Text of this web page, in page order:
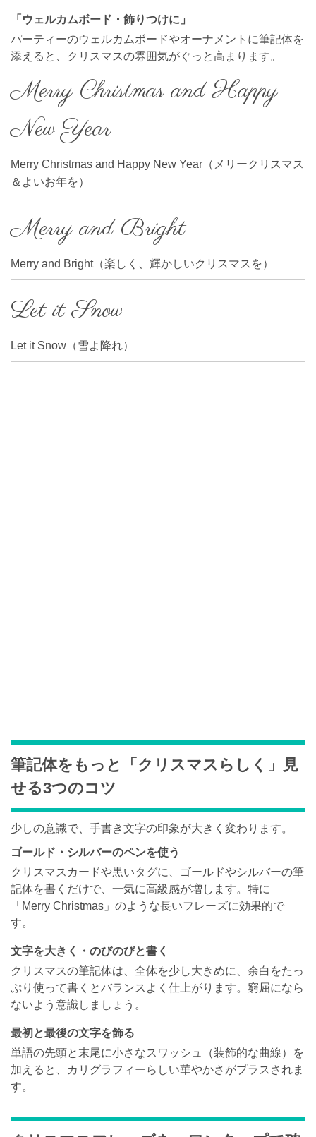
「ウェルカムボード・飾りつけに」
パーティーのウェルカムボードやオーナメントに筆記体を
添えると、クリスマスの雰囲気がぐっと高まります。
Merry Christmas and Happy
New Year
Merry Christmas and Happy New Year（メリークリスマス
＆よいお年を）
Merry and Bright
Merry and Bright（楽しく、輝かしいクリスマスを）
Let it Snow
Let it Snow（雪よ降れ）
筆記体をもっと「クリスマスらしく」見
せる3つのコツ
少しの意識で、手書き文字の印象が大きく変わります。
ゴールド・シルバーのペンを使う
クリスマスカードや黒いタグに、ゴールドやシルバーの筆
記体を書くだけで、一気に高級感が増します。特に
「Merry Christmas」のような長いフレーズに効果的で
す。
文字を大きく・のびのびと書く
クリスマスの筆記体は、全体を少し大きめに、余白をたっ
ぷり使って書くとバランスよく仕上がります。窮屈になら
ないよう意識しましょう。
最初と最後の文字を飾る
単語の先頭と末尾に小さなスワッシュ（装飾的な曲線）を
加えると、カリグラフィーらしい華やかさがプラスされま
す。